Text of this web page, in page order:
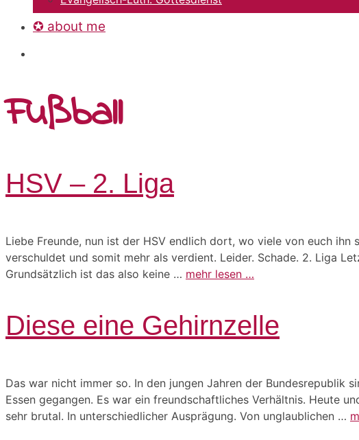
✪ about me
Fußball
HSV – 2. Liga
Liebe Freunde, nun ist der HSV endlich dort, wo viele von euch
verschuldet und somit mehr als verdient. Leider. Schade. 2. Liga
Grundsätzlich ist das also keine … mehr lesen …
Diese eine Gehirnzelle
Das war nicht immer so. In den jungen Jahren der Bundesrepublik
Essen gegangen. Es war ein freundschaftliches Verhältnis. Heute
sehr brutal. In unterschiedlicher Ausprägung. Von unglaublichen …